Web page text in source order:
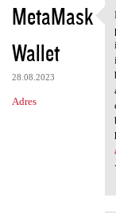
MetaMask
Wallet
28.08.2023
Adres
It